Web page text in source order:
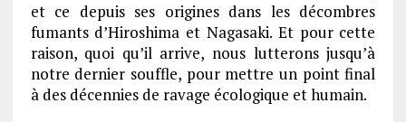
et ce depuis ses origines dans les décombres
fumants d’Hiroshima et Nagasaki. Et pour cette
raison, quoi qu’il arrive, nous lutterons jusqu’à
notre dernier souffle, pour mettre un point final
à des décennies de ravage écologique et humain.